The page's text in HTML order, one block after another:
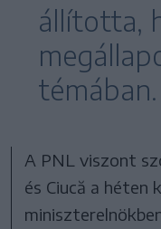
állította,
témában.
A PNL viszont
és Ciucă a héten